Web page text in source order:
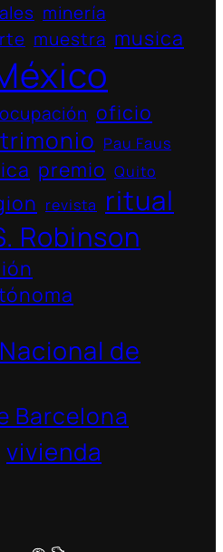
minería
muestra musica
ocupación oficio
Pau Faus
premio Quito
revista ritual
Robinson
de
Barcelona
vivienda